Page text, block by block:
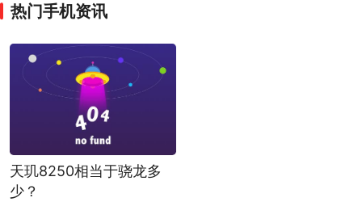
热门手机资讯
天玑8250相当于骁龙多
少？